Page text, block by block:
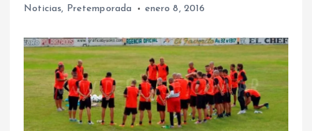
Noticias, Pretemporada enero 8, 2016